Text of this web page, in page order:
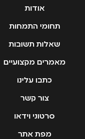
אודות
תחומי התמחות
שאלות תשובות
מאמרים מקצועיים
כתבו עלינו
צור קשר
סרטוני וידאו
מפת אתר